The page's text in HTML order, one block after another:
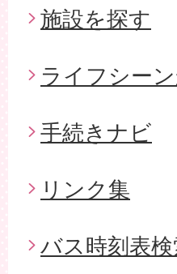
施設を探す
ライフシー
手続きナビ
リンク集
バス時刻表